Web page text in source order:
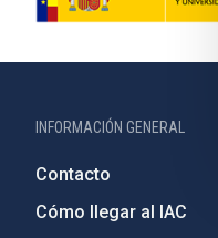
INFORMACIÓN GENERAL
Contacto
Cómo llegar al IAC